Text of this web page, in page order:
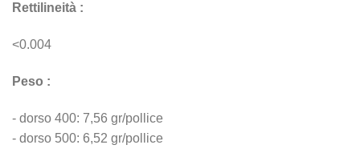
Rettilineità :
<0.004
Peso :
- dorso 400: 7,56 gr/pollice
- dorso 500: 6,52 gr/pollice